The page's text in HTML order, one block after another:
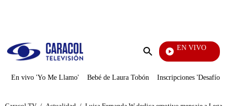
Enviar
EN VIVO
En vivo 'Yo Me Llamo' Bebé de Laura Tobón Inscripciones 'Desafío'